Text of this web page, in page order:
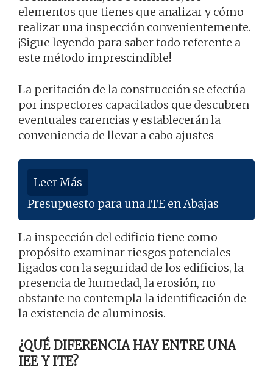
elementos que tienes que analizar y cómo
realizar una inspección convenientemente.
¡Sigue leyendo para saber todo referente a
este método imprescindible!
La peritación de la construcción se efectúa
por inspectores capacitados que descubren
eventuales carencias y establecerán la
conveniencia de llevar a cabo ajustes
Leer Más
Presupuesto para una ITE en Abajas
La inspección del edificio tiene como
propósito examinar riesgos potenciales
ligados con la seguridad de los edificios, la
presencia de humedad, la erosión, no
obstante no contempla la identificación de
la existencia de aluminosis.
¿QUÉ DIFERENCIA HAY ENTRE UNA
IEE Y ITE?